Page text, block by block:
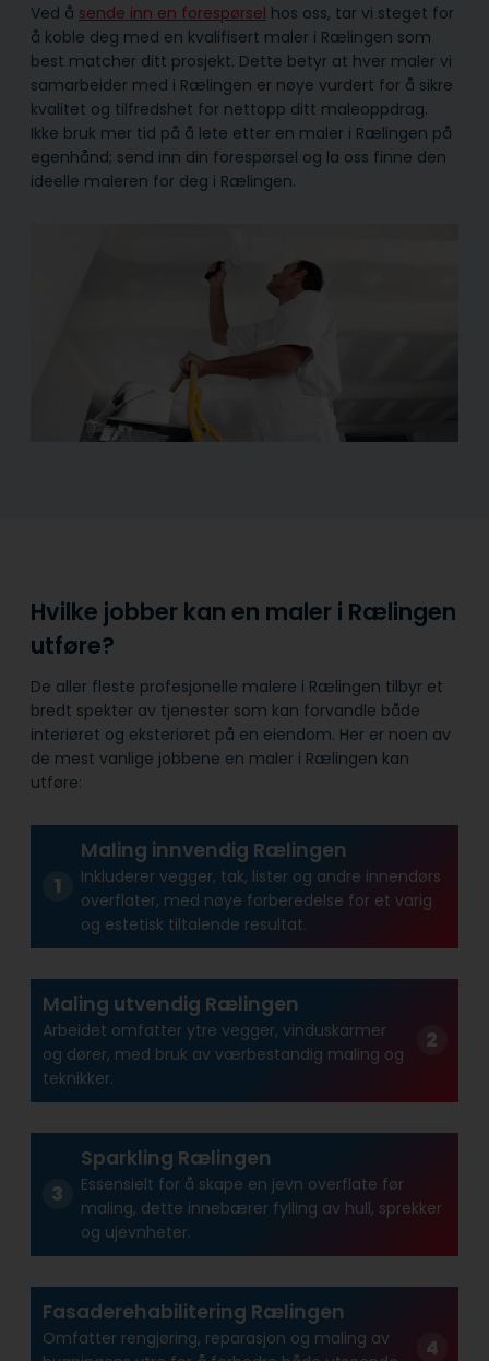
Ved å sende inn en forespørsel hos oss, tar vi steget for
å koble deg med en kvalifisert maler i Rælingen som
best matcher ditt prosjekt. Dette betyr at hver maler vi
samarbeider med i Rælingen er nøye vurdert for å sikre
kvalitet og tilfredshet for nettopp ditt maleoppdrag.
Ikke bruk mer tid på å lete etter en maler i Rælingen på
egenhånd; send inn din forespørsel og la oss finne den
ideelle maleren for deg i Rælingen.
Hvilke jobber kan en maler i Rælingen
utføre?
De aller fleste profesjonelle malere i Rælingen tilbyr et
bredt spekter av tjenester som kan forvandle både
interiøret og eksteriøret på en eiendom. Her er noen av
de mest vanlige jobbene en maler i Rælingen kan
utføre:
Maling innvendig Rælingen
Inkluderer vegger, tak, lister og andre innendørs
overflater, med nøye forberedelse for et varig
og estetisk tiltalende resultat.
Maling utvendig Rælingen
Arbeidet omfatter ytre vegger, vinduskarmer
og dører, med bruk av værbestandig maling og
teknikker.
Sparkling Rælingen
Essensielt for å skape en jevn overflate før
maling, dette innebærer fylling av hull, sprekker
og ujevnheter.
Fasaderehabilitering Rælingen
Omfatter rengjøring, reparasjon og maling av